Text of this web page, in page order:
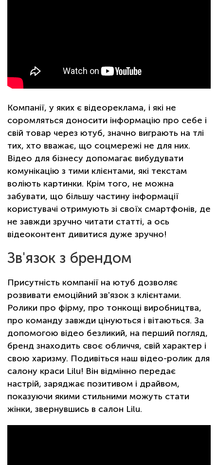
Компанії, у яких є відеореклама, і які не
соромляться доносити інформацію про себе і
свій товар через ютуб, значно виграють на тлі
тих, хто вважає, що соцмережі не для них.
Відео для бізнесу допомагає вибудувати
комунікацію з тими клієнтами, які текстам
воліють картинки. Крім того, не можна
забувати, що більшу частину інформації
користувачі отримують зі своїх смартфонів, де
не завжди зручно читати статті, а ось
відеоконтент дивитися дуже зручно!
Зв'язок з брендом
Присутність компанії на ютуб дозволяє
розвивати емоційний зв'язок з клієнтами.
Ролики про фірму, про тонкощі виробництва,
про команду завжди цінуються і вітаються. За
допомогою відео безликий, на перший погляд,
бренд знаходить своє обличчя, свій характер і
свою харизму. Подивіться наш відео-ролик для
салону краси Lilu! Він відмінно передає
настрій, заряджає позитивом і драйвом,
показуючи якими стильними можуть стати
жінки, звернувшись в салон Lilu.